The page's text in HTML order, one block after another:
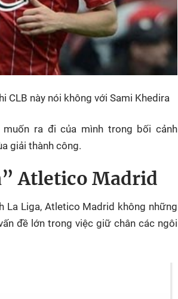
CLB này nói không với Sami Khedira
ra đi của mình trong bối cảnh
giải thành công.
Atletico Madrid
La Liga, Atletico Madrid không những
đề lớn trong việc giữ chân các ngôi